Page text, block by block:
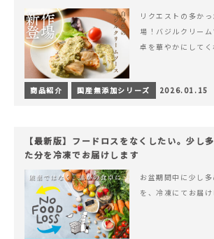
リクエストの多か
場！バジルクリー
卓を華やかにしてく
商品紹介 国産無添加シリーズ 2026.01.15
【最新版】フードロスをなくしたい。少し
た分を冷凍でお届けします
お盆期間中に少し
を、冷凍にてお届け